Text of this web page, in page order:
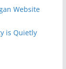
Website
is Quietly